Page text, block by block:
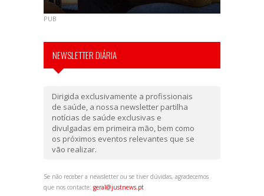
PUB
NEWSLETTER DIÁRIA
Dirigida exclusivamente a profissionais
de saúde, a nossa newsletter partilha
notícias de saúde exclusivas e
divulgadas em primeira mão, bem como
os próximos eventos relevantes que se
vão realizar.
Se não receber a newsletter ou se tiver dúvidas, agradecemos
que nos contacte: geral@justnews.pt